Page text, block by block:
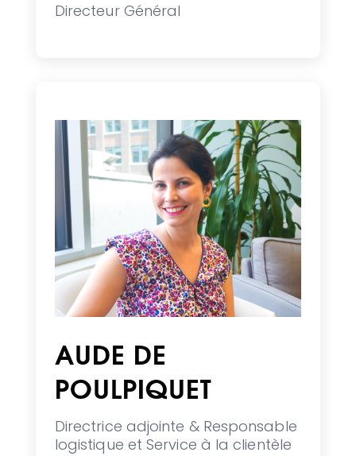
Directeur Général
AUDE DE
POULPIQUET
Directrice adjointe & Responsable
logistique et Service à la clientèle